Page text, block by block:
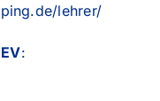
lehrer/
: